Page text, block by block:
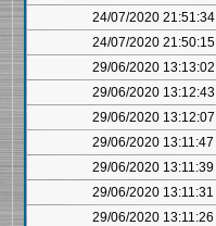
24/07/2020 21:51:34
24/07/2020 21:50:15
29/06/2020 13:13:02
29/06/2020 13:12:43
29/06/2020 13:12:07
29/06/2020 13:11:47
29/06/2020 13:11:39
29/06/2020 13:11:31
29/06/2020 13:11:26